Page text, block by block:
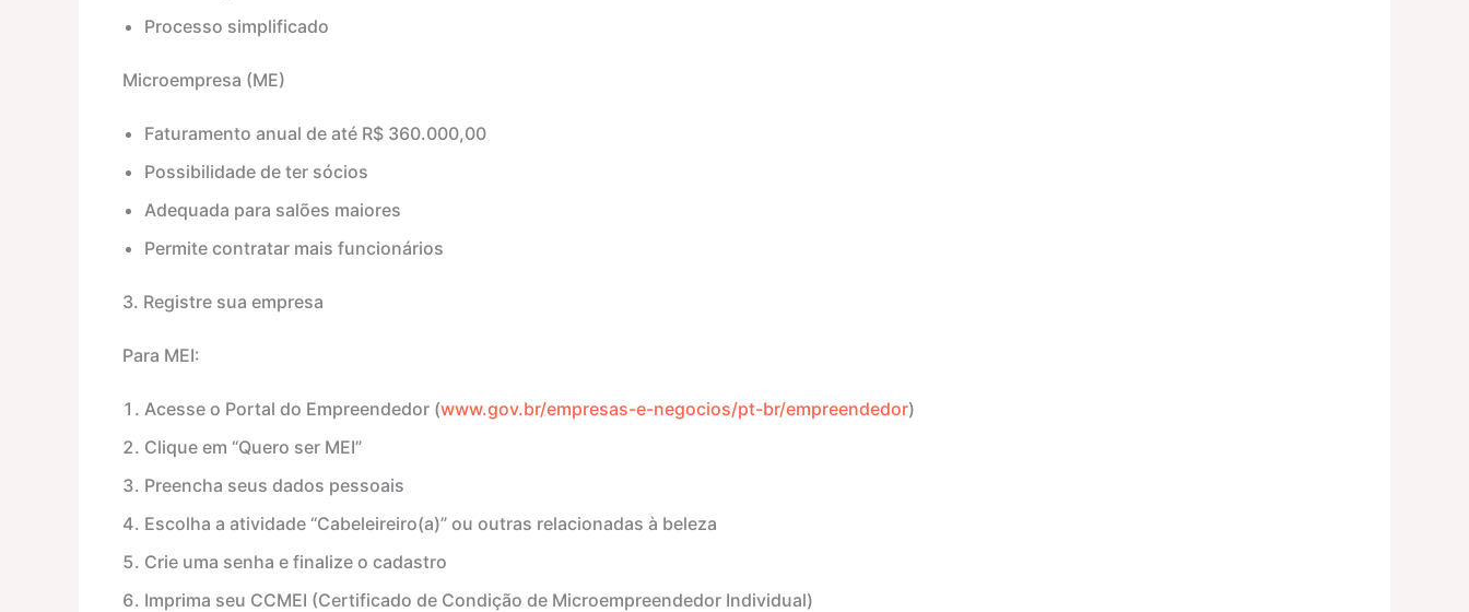
Processo simplificado
Microempresa (ME)
Faturamento anual de até R$ 360.000,00
Possibilidade de ter sócios
Adequada para salões maiores
Permite contratar mais funcionários
3. Registre sua empresa
Para MEI:
Acesse o Portal do Empreendedor (www.gov.br/empresas-e-negocios/pt-br/empreendedor)
Clique em “Quero ser MEI”
Preencha seus dados pessoais
Escolha a atividade “Cabeleireiro(a)” ou outras relacionadas à beleza
Crie uma senha e finalize o cadastro
Imprima seu CCMEI (Certificado de Condição de Microempreendedor Individual)